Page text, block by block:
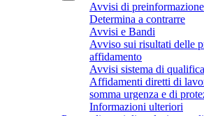
Avvisi di preinformazione
Determina a contrarre
Avvisi e Bandi
Avviso sui risultati delle
affidamento
Avvisi sistema di
Affidamenti diretti di
somma urgenza e di
Informazioni ulteriori